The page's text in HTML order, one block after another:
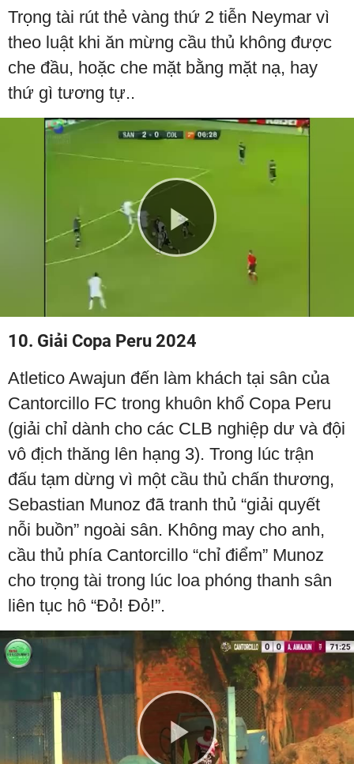
Trọng tài rút thẻ vàng thứ 2 tiễn Neymar vì
theo luật khi ăn mừng cầu thủ không được
che đầu, hoặc che mặt bằng mặt nạ, hay
thứ gì tương tự..
Play
Video
10. Giải Copa Peru 2024
Atletico Awajun đến làm khách tại sân của
Cantorcillo FC trong khuôn khổ Copa Peru
(giải chỉ dành cho các CLB nghiệp dư và đội
vô địch thăng lên hạng 3). Trong lúc trận
đấu tạm dừng vì một cầu thủ chấn thương,
Sebastian Munoz đã tranh thủ “giải quyết
nỗi buồn” ngoài sân. Không may cho anh,
cầu thủ phía Cantorcillo “chỉ điểm” Munoz
cho trọng tài trong lúc loa phóng thanh sân
liên tục hô “Đỏ! Đỏ!”.